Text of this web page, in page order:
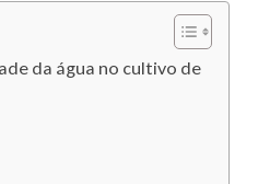
da água no cultivo de